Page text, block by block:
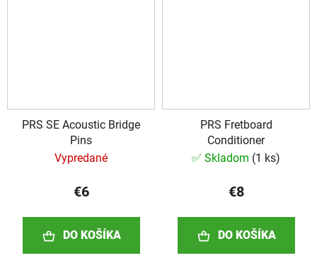
PRS SE Acoustic Bridge
Pins
Vypredané
€6
DO KOŠÍKA
PRS Fretboard
Conditioner
✅ Skladom (1 ks)
€8
DO KOŠÍKA